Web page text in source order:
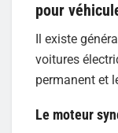
pour
Il existe
voitures
permanent et
Le moteur